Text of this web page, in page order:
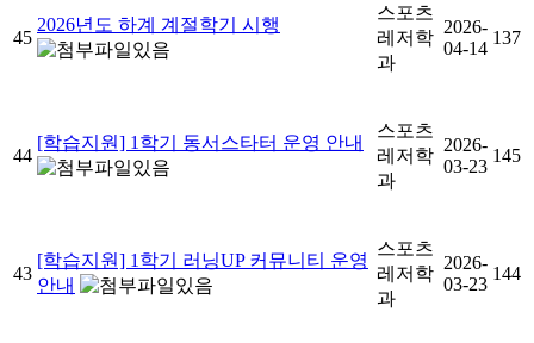
45
2026년도 하계 계절학기 시행
스포츠
레저학
과
2026-
04-14
137
44
[학습지원] 1학기 동서스타터 운영 안내
스포츠
레저학
과
2026-
03-23
145
43
[학습지원] 1학기 러닝UP 커뮤니티 운영
안내
스포츠
레저학
과
2026-
03-23
144